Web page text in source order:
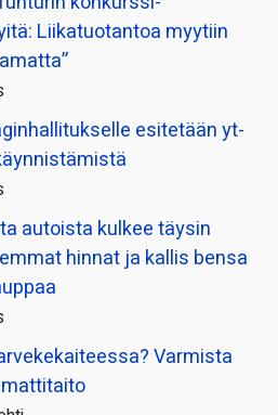
Liikatuotantoa myytiin
esitetään yt-
autoista kulkee täysin
hinnat ja kallis bensa
Varmista